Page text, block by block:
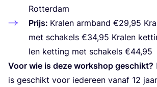
Rotterdam
Prijs: Kra­len arm­band €29,95
met scha­kels €34,95 Kra­len
len ket­ting met scha­kels €44,95
Voor wie is deze work­shop geschikt?
is geschikt voor ieder­een van­af 12